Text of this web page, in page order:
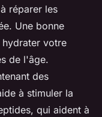
réparer les
Une bonne
votre
de l'âge.
des
à stimuler la
qui aident à